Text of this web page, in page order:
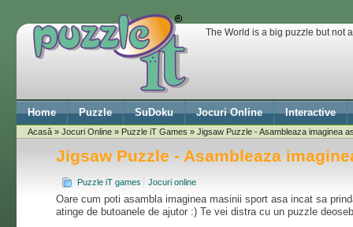
The World is a big puzzle but not
Home Puzzle SuDoku Jocuri Online Interactive
Acasă »Jocuri Online » Puzzle iT Games » Jigsaw Puzzle - Asambleaza imaginea
Jigsaw Puzzle - Asambleaza
Puzzle iT games Jocuri online
Oare cum poti asambla imaginea masinii sport asa incat sa
atinge de butoanele de ajutor :) Te vei distra cu un puzzle